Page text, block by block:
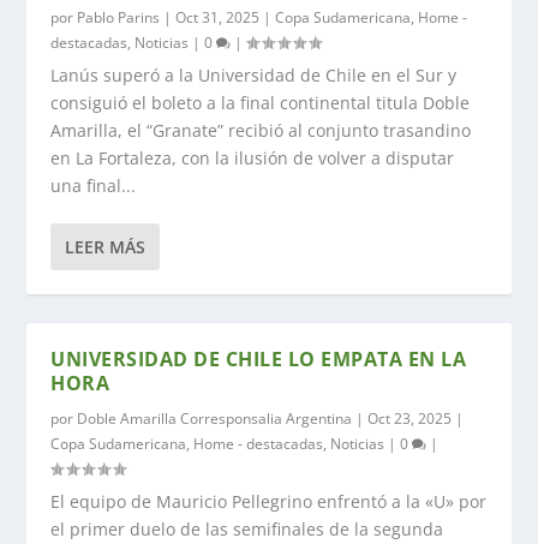
por Pablo Parins |Oct 31, 2025 |Copa Sudamericana, Home -
destacadas, Noticias |0 |
Lanús superó a la Universidad de Chile en el Sur y
consiguió el boleto a la final continental titula Doble
Amarilla, el “Granate” recibió al conjunto trasandino
en La Fortaleza, con la ilusión de volver a disputar
una final...
LEER MÁS
UNIVERSIDAD DE CHILE LO EMPATA EN LA
HORA
por Doble Amarilla Corresponsalia Argentina |Oct 23, 2025 |
Copa Sudamericana, Home - destacadas, Noticias |0 |
El equipo de Mauricio Pellegrino enfrentó a la «U» por
el primer duelo de las semifinales de la segunda